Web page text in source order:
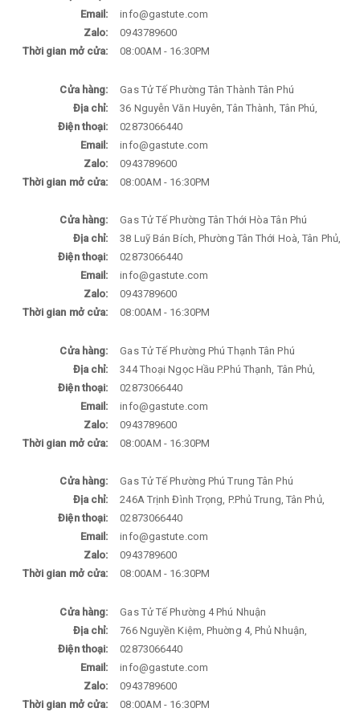
Email:
info@gastute.com
Zalo:
0943789600
Thời gian mở cửa:
08:00AM - 16:30PM
Cửa hàng:
Gas Tử Tế Phường Tân Thành Tân Phú
Địa chỉ:
36 Nguyễn Văn Huyên, Tân Thành, Tân Phú,
Điện thoại:
02873066440
Email:
info@gastute.com
Zalo:
0943789600
Thời gian mở cửa:
08:00AM - 16:30PM
Cửa hàng:
Gas Tử Tế Phường Tân Thới Hòa Tân Phú
Địa chỉ:
38 Luỹ Bán Bích, Phường Tân Thới Hoà, Tân Phủ,
Điện thoại:
02873066440
Email:
info@gastute.com
Zalo:
0943789600
Thời gian mở cửa:
08:00AM - 16:30PM
Cửa hàng:
Gas Tử Tế Phường Phú Thạnh Tân Phú
Địa chỉ:
344 Thoại Ngọc Hầu P.Phú Thạnh, Tân Phủ,
Điện thoại:
02873066440
Email:
info@gastute.com
Zalo:
0943789600
Thời gian mở cửa:
08:00AM - 16:30PM
Cửa hàng:
Gas Tử Tế Phường Phú Trung Tân Phú
Địa chỉ:
246A Trịnh Đình Trọng, P.Phủ Trung, Tân Phủ,
Điện thoại:
02873066440
Email:
info@gastute.com
Zalo:
0943789600
Thời gian mở cửa:
08:00AM - 16:30PM
Cửa hàng:
Gas Tử Tế Phường 4 Phú Nhuận
Địa chỉ:
766 Nguyền Kiệm, Phuờng 4, Phủ Nhuận,
Điện thoại:
02873066440
Email:
info@gastute.com
Zalo:
0943789600
Thời gian mở cửa:
08:00AM - 16:30PM